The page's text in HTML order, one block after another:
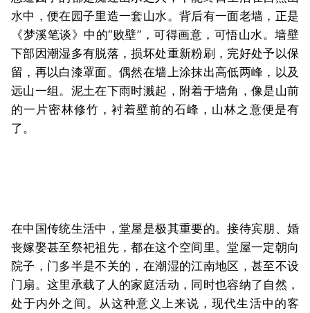
水中，便在园子里造一套山水。背后有一面老墙，正是
《梦溪笔谈》中的“败壁”，可得画意，可悟山水。墙壁
下部因潮湿多有脱落，损坏处重新粉刷，完好处予以保
留，再以白漆罩面。偶然在墙上涂抹出高低两峰，以及
远山一组。泥土在下雨时溅起，附着于墙角，像是山前
的一片密林修竹，衬着壁前的石峰，山林之意便是有
了。
在中国传统生活中，堂屋是极其重要的。接待宾朋、婚
丧嫁娶甚至祭祀祖先，都在这个空间里。堂屋一定朝向
院子，门多半是不关的，在潮湿的江南地区，甚至不设
门扇。这里承载了人的家庭活动，同时也容纳了自然，
处于内外之间。从这种意义上来说，现代生活中的客